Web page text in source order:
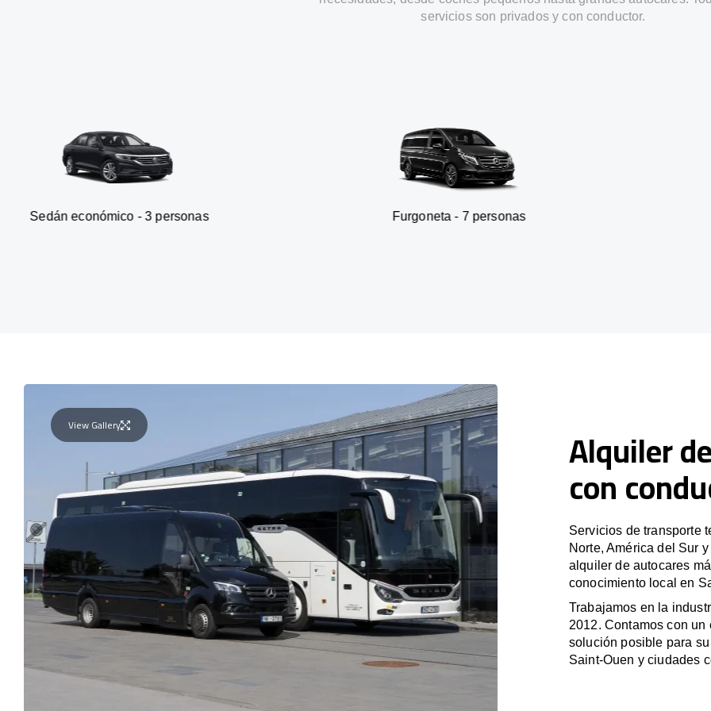
servicios son privados y con conductor.
- 3 personas Furgoneta - 7 personas SUV -
View Gallery Alquiler
con
Servicios de transporte
Norte, América del Sur
alquiler de autocares
conocimiento local en
Trabajamos en la
2012. Contamos con
solución posible para
Saint-Ouen y ciudades